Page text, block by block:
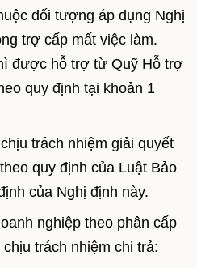
đối tượng áp dụng Nghị
trợ cấp mất việc làm.
được hỗ trợ từ Quỹ Hỗ trợ
quy định tại khoản 1
trách nhiệm giải quyết
quy định của Luật Bảo
của Nghị định này.
nghiệp theo phân cấp
trách nhiệm chi trả: